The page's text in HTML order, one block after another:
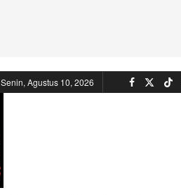
Senin, Agustus 10, 2026